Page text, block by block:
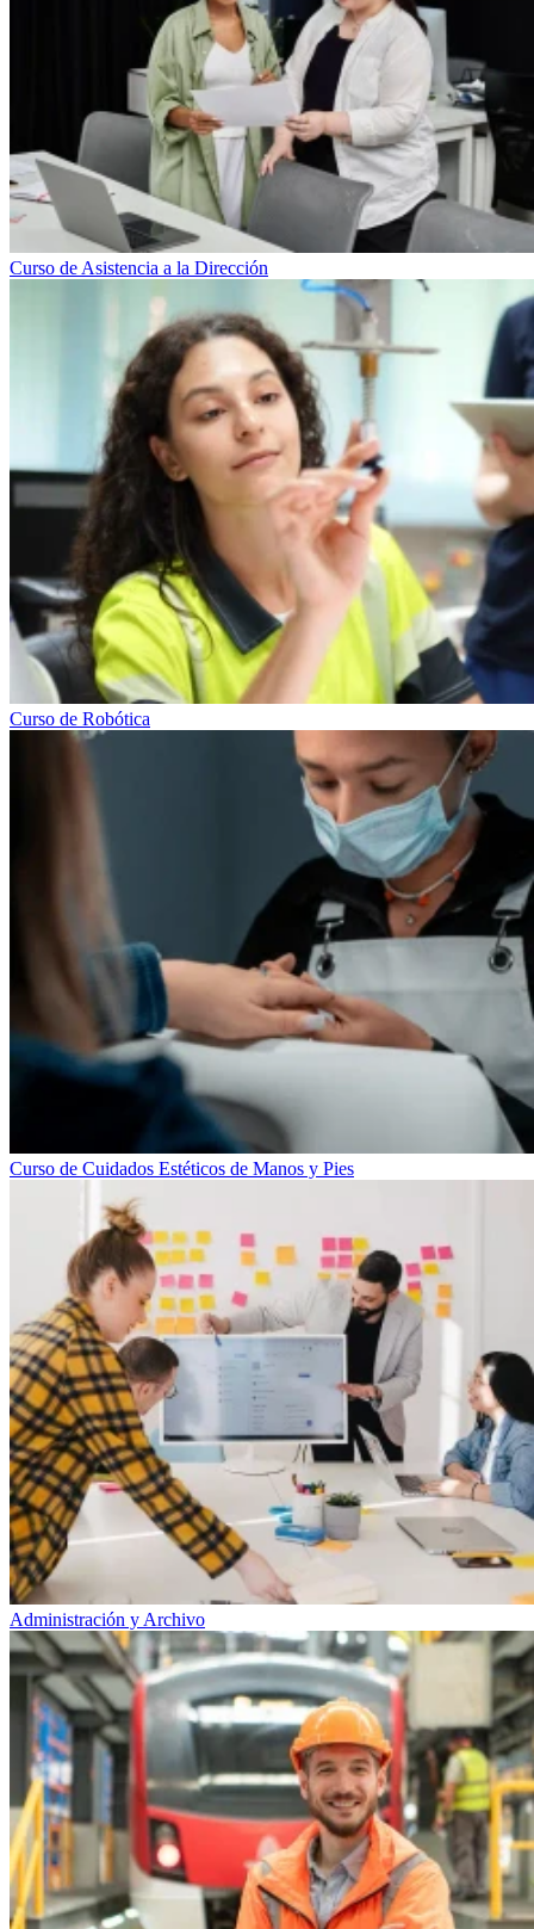
Curso de Asistencia a la Dirección
Curso de Robótica
Curso de Cuidados Estéticos de Manos y Pies
Administración y Archivo